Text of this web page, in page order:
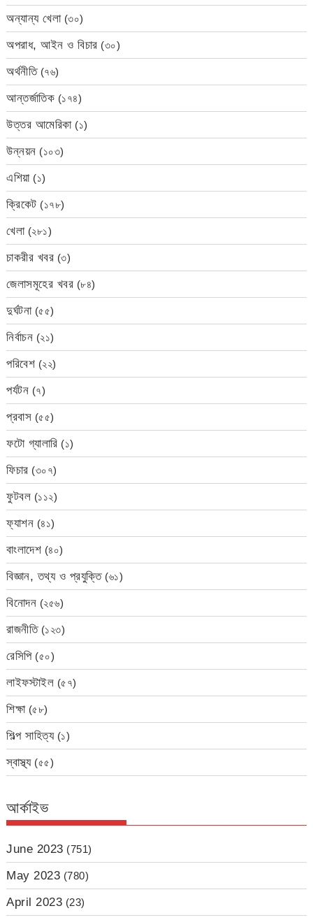
অন্যান্য খেলা(৩০)
অপরাধ, আইন ও বিচার (৩০)
অর্থনীতি(৭৬)
আন্তর্জাতিক (১৭৪)
উত্তর আমেরিকা(১)
উন্নয়ন (১০৩)
এশিয়া(১)
ক্রিকেট (১৭৮)
খেলা(২৮১)
চাকরীর খবর (৩)
জেলাসমূহের খবর (৮৪)
দুর্ঘটনা(৫৫)
নির্বাচন (২১)
পরিবেশ (২২)
পর্যটন (৭)
প্রবাস (৫৫)
ফটো গ্যালারি (১)
ফিচার (৩০৭)
ফুটবল (১১২)
ফ্যাশন (৪১)
বাংলাদেশ (৪০)
বিজ্ঞান, তথ্য ও প্রযুক্তি(৬১)
বিনোদন (২৫৬)
রাজনীতি(১২৩)
রেসিপি(৫০)
লাইফস্টাইল (৫৭)
শিক্ষা(৫৮)
শিল্প সাহিত্য(১)
স্বাস্থ্য(৫৫)
আর্কাইভ
June 2023 (751)
May 2023 (780)
April 2023 (23)